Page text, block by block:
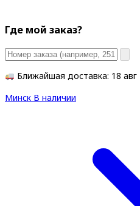
Где мой заказ?
Ближайшая доставка: 18 авг
Минск В наличии